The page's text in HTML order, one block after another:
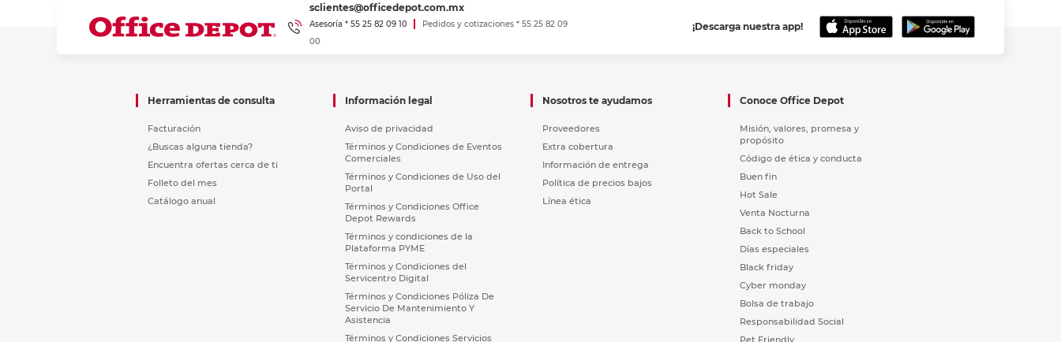
¡Descarga nuestra app!
sclientes@officedepot.com.mx
Asesoría * 55 25 82 09 10
Pedidos y cotizaciones * 55 25 82 09
00
Herramientas de consulta
Facturación
¿Buscas alguna tienda?
Encuentra ofertas cerca de ti
Folleto del mes
Catálogo anual
Información legal
Aviso de privacidad
Términos y Condiciones de Eventos
Comerciales
Términos y Condiciones de Uso del
Portal
Términos y Condiciones Office
Depot Rewards
Términos y condiciones de la
Plataforma PYME
Términos y Condiciones del
Servicentro Digital
Términos y Condiciones Póliza De
Servicio De Mantenimiento Y
Asistencia
Términos y Condiciones Servicios
Nosotros te ayudamos
Proveedores
Extra cobertura
Información de entrega
Política de precios bajos
Línea ética
Conoce Office Depot
Misión, valores, promesa y
propósito
Código de ética y conducta
Buen fin
Hot Sale
Venta Nocturna
Back to School
Días especiales
Black friday
Cyber monday
Bolsa de trabajo
Responsabilidad Social
Pet Friendly